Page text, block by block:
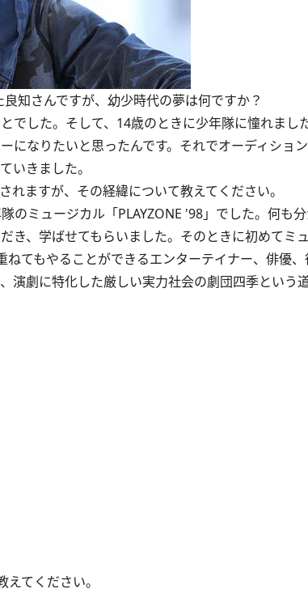
知さんですが、幼少時代の夢は何ですか？
でした。そして、14歳のときに少年隊に憧れまし
になりたいと思ったんです。それでオーディショ
いきました。
ますが、その経緯について教えてください。
のミュージカル「PLAYZONE '98」でした。何も
き、学ばせてもらいました。そのときに初めてミ
てもやることができるエンターテイナー、俳優
演劇に特化した厳しい実力社会の劇団四季という
てください。